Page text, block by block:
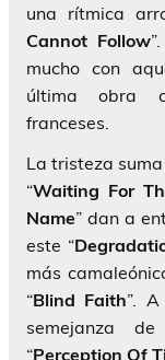
una rítmica
Cannot Follow
mucho con
última obra
franceses.
La tristeza
“Waiting For
Name” dan a
este “
más
“Blind Faith”.
semejanza
“Perception Of